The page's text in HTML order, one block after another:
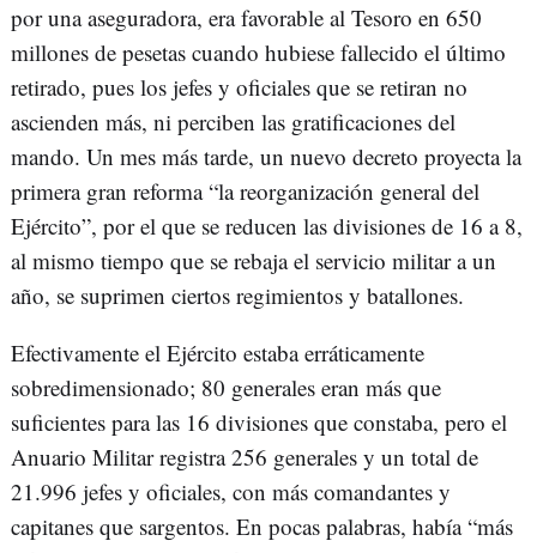
por una aseguradora, era favorable al Tesoro en 650
millones de pesetas cuando hubiese fallecido el último
retirado, pues los jefes y oficiales que se retiran no
ascienden más, ni perciben las gratificaciones del
mando. Un mes más tarde, un nuevo decreto proyecta la
primera gran reforma “la reorganización general del
Ejército”, por el que se reducen las divisiones de 16 a 8,
al mismo tiempo que se rebaja el servicio militar a un
año, se suprimen ciertos regimientos y batallones.
Efectivamente el Ejército estaba erráticamente
sobredimensionado; 80 generales eran más que
suficientes para las 16 divisiones que constaba, pero el
Anuario Militar registra 256 generales y un total de
21.996 jefes y oficiales, con más comandantes y
capitanes que sargentos. En pocas palabras, había “más